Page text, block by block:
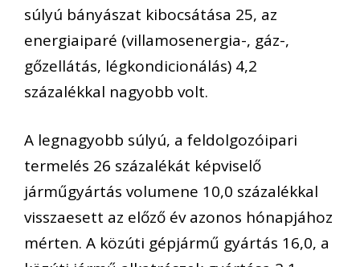
súlyú bányászat kibocsátása 25, az
energiaiparé (villamosenergia-, gáz-,
gőzellátás, légkondicionálás) 4,2
százalékkal nagyobb volt.
A legnagyobb súlyú, a feldolgozóipari
termelés 26 százalékát képviselő
járműgyártás volumene 10,0 százalékkal
visszaesett az előző év azonos hónapjához
mérten. A közúti gépjármű gyártás 16,0, a